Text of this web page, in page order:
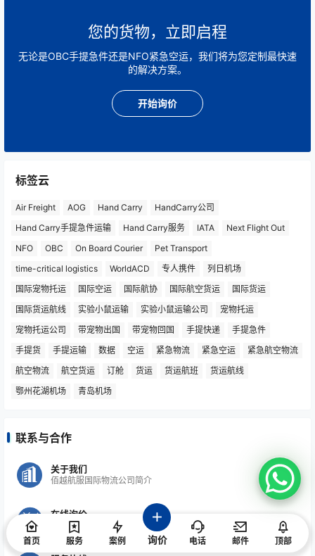
您的货物，立即启程
无论是OBC手提急件还是NFO紧急空运，我们将为您定制最快速
的解决方案。
开始询价
标签云
Air Freight AOG Hand Carry
HandCarry公司
Hand Carry手提急件运输
Hand Carry服务 IATA
Next Flight Out
NFO
OBC On Board Courier
Pet Transport
time-critical logistics
WorldACD 专人携件
列日机场
国际宠物托运
国际空运 国际航协 国际航空货运
国际货运
国际货运航线
实验小鼠运输 实验小鼠运输公司
宠物托运
宠物托运公司
带宠物出国 带宠物回国 手提快递
手提急件
手提货
手提运输 数据 空运 紧急物流 紧急空运
紧急航空物流
航空物流
航空货运 订舱 货运 货运航班
货运航线
鄂州花湖机场
青岛机场
联系与合作
关于我们
佰越航服国际物流公司简介
在线询价
快速获取运费报价
首页 服务 案例 询价 电话 邮件 顶部